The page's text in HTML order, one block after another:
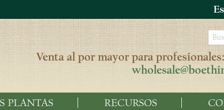
Venta al por mayor para profesionales:
PLANTAS RECURSOS